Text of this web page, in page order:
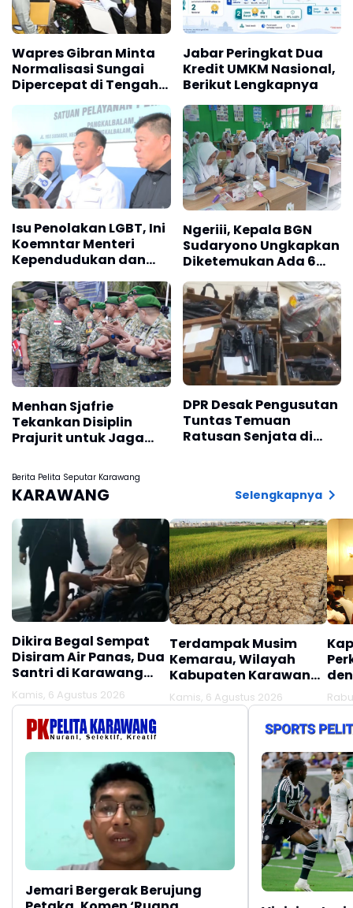
Wapres Gibran Minta
Normalisasi Sungai
Dipercepat di Tengah
Pascabencana
Jabar Peringkat Dua
Kredit UMKM Nasional,
Berikut Lengkapnya
Isu Penolakan LGBT, Ini
Koemntar Menteri
Kependudukan dan
Keluarga
Ngeriii, Kepala BGN
Sudaryono Ungkapkan
Diketemukan Ada 6
Juta Data Ganda
Siswa Penerima MBG
Menhan Sjafrie
Tekankan Disiplin
Prajurit untuk Jaga
DPR Desak Pengusutan
Tuntas Temuan
Ratusan Senjata di
Berita Pelita Seputar Karawang
KARAWANG Selengkapnya
Dikira Begal Sempat
Disiram Air Panas, Dua
Santri di Karawang
Terluka Akibat Aksi
Oknum Linmas
Kamis, 6 Agustus 2026
Terdampak Musim
Kemarau, Wilayah
Kabupaten Karawang
Kekeringan Makin
Meluas
Kamis, 6 Agustus 2026
Jemari Bergerak Berujung